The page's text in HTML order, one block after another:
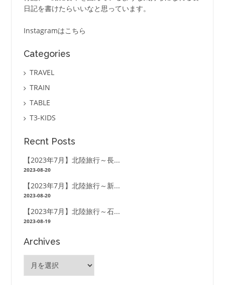
日記を書けたらいいなと思っています。
Instagramはこちら
Categories
TRAVEL
TRAIN
TABLE
T3-KIDS
Recnt Posts
【2023年7月】北陸旅行～長...
2023-08-20
【2023年7月】北陸旅行～新...
2023-08-20
【2023年7月】北陸旅行～石...
2023-08-19
Archives
Archives